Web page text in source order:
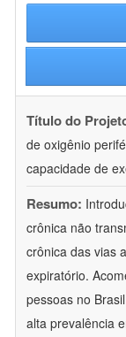
Título do
de oxigênio
capacidade de
Resumo:
crônica não
crônica das vias
expiratório.
pessoas no
alta prevalência